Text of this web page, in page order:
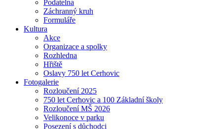
Podatelna
Záchranný kruh
Formuláře
Kultura
Akce
Organizace a spolky
Rozhledna
Hřiště
Oslavy 750 let Cerhovic
Fotogalerie
Rozloučení 2025
750 let Cerhovic a 100 Základní školy
Rozloučení MŠ 2026
Velikonoce v parku
Posezení s důchodci